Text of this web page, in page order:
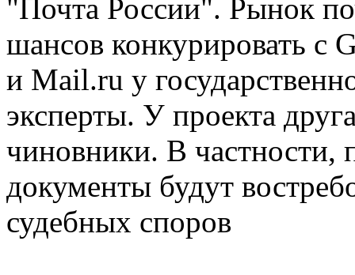
"Почта России". Рынок
шансов конкурировать с
и Mail.ru у
эксперты. У проекта
чиновники. В частности,
документы будут
судебных споров